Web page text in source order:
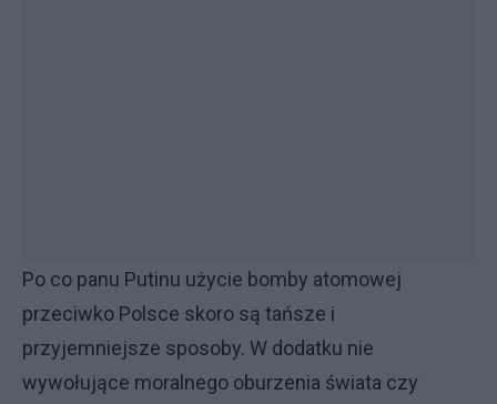
Po co panu Putinu użycie bomby atomowej
przeciwko Polsce skoro są tańsze i
przyjemniejsze sposoby. W dodatku nie
wywołujące moralnego oburzenia świata czy